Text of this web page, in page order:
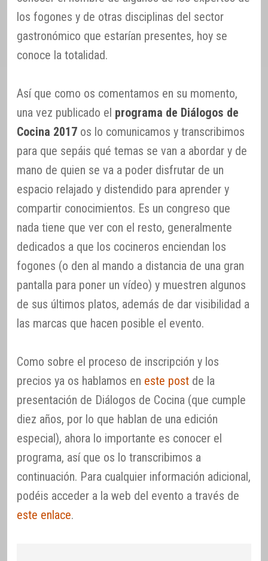
los fogones y de otras disciplinas del sector
gastronómico que estarían presentes, hoy se
conoce la totalidad.
Así que como os comentamos en su momento,
una vez publicado el programa de Diálogos de
Cocina 2017 os lo comunicamos y transcribimos
para que sepáis qué temas se van a abordar y de
mano de quien se va a poder disfrutar de un
espacio relajado y distendido para aprender y
compartir conocimientos. Es un congreso que
nada tiene que ver con el resto, generalmente
dedicados a que los cocineros enciendan los
fogones (o den al mando a distancia de una gran
pantalla para poner un vídeo) y muestren algunos
de sus últimos platos, además de dar visibilidad a
las marcas que hacen posible el evento.
Como sobre el proceso de inscripción y los
precios ya os hablamos en este post de la
presentación de Diálogos de Cocina (que cumple
diez años, por lo que hablan de una edición
especial), ahora lo importante es conocer el
programa, así que os lo transcribimos a
continuación. Para cualquier información adicional,
podéis acceder a la web del evento a través de
este enlace.